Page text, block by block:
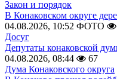
Закон и порядок
В Конаковском округе
04.08.2026, 10:52 ФОТО
Досуг
Депутаты конаковской
04.08.2026, 08:44
67
Дума Конаковского округа